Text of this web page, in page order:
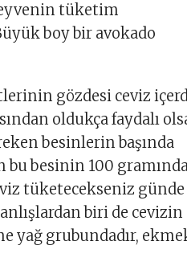
tüketim
boy bir avokado
gözdesi ceviz
oldukça faydalı
besinlerin başında
besinin 100
tüketecekseniz
biri de cevizin
yağ grubundadır,